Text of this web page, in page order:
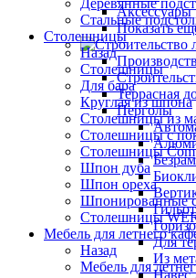
Аксессуары
Показать
Террасная
Перголы
Для
Из
Навес
Деревянные
Стальные
Столешницы
Назад
Столешницы
Для бара
Круглая из шпона
Столешницы из
Столешницы с
Столешницы
Шпон дуба
Шпон ореха
Шпонированные
Столешницы
Мебель для летнего
Назад
Мебель для